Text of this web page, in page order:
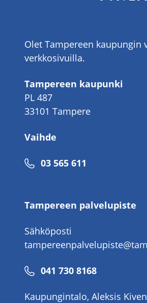
Olet Tampereen kaupungin
verkkosivuilla.
Tampereen kaupunki
PL 487
33101 Tampere
Vaihde
Puhelinnumero
03 565 611
Tampereen palvelupiste
Sähköposti
Puhelinnumero
041 730 8168
Kaupungintalo, Aleksis